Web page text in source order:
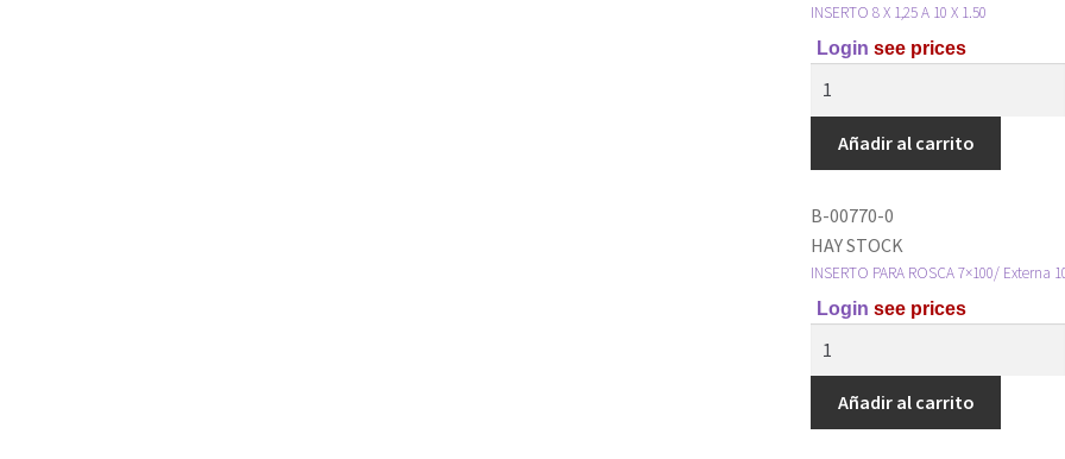
INSERTO 8 X 1,25 A 10 X 1.50
Login see prices
Añadir al carrito
B-00770-0
HAY STOCK
INSERTO PARA ROSCA 7×100/ Externa
Login see prices
Añadir al carrito